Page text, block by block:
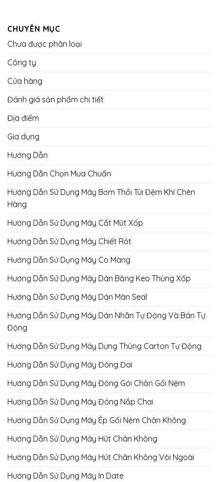
CHUYÊN MỤC
Chưa được phân loại
Công ty
Cửa hàng
Đánh giá sản phẩm chi tiết
Địa điểm
Gia dụng
Hướng Dẫn
Hướng Dẫn Chọn Mua Chuẩn
Hướng Dẫn Sử Dụng Máy Bơm Thổi Túi Đệm Khí Chèn
Hàng
Hướng Dẫn Sử Dụng Máy Cắt Mút Xốp
Hướng Dẫn Sử Dụng Máy Chiết Rót
Hướng Dẫn Sử Dụng Máy Co Màng
Hướng Dẫn Sử Dụng Máy Dán Băng Keo Thùng Xốp
Hướng Dẫn Sử Dụng Máy Dán Màn Seal
Hướng Dẫn Sử Dụng Máy Dán Nhãn Tự Động Và Bán Tự
Động
Hướng Dẫn Sử Dụng Máy Dựng Thùng Carton Tự Động
Hướng Dẫn Sử Dụng Máy Đóng Đai
Hướng Dẫn Sử Dụng Máy Đóng Gói Chăn Gối Nệm
Hướng Dẫn Sử Dụng Máy Đóng Nắp Chai
Hướng Dẫn Sử Dụng Máy Ép Gối Nệm Chân Không
Hướng Dẫn Sử Dụng Máy Hút Chân Không
Hướng Dẫn Sử Dụng Máy Hút Chân Không Vòi Ngoài
Hướng Dẫn Sử Dụng Máy In Date